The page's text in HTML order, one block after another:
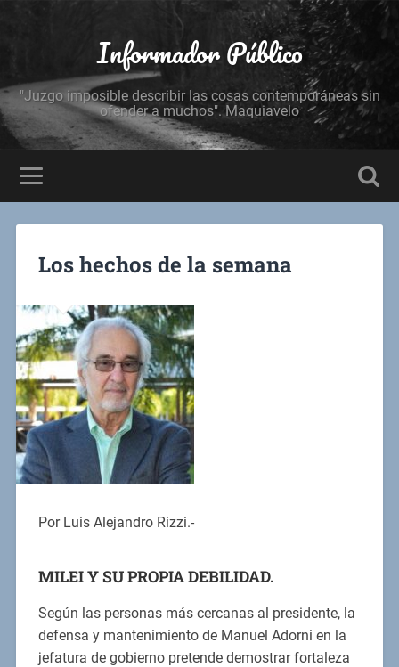
Informador Público
"Juzgo imposible describir las cosas contemporáneas sin
ofender a muchos". Maquiavelo
Los hechos de la semana
Por Luis Alejandro Rizzi.-
MILEI Y SU PROPIA DEBILIDAD.
Según las personas más cercanas al presidente, la
defensa y mantenimiento de Manuel Adorni en la
jefatura de gobierno pretende demostrar fortaleza